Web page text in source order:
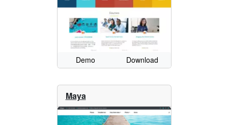
Demo Download
Maya